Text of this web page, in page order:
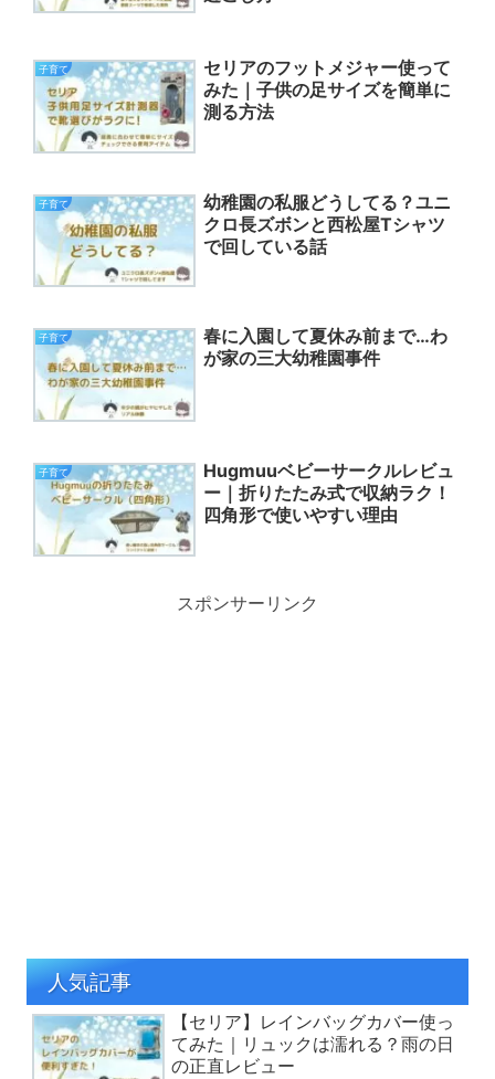
子育て
セリアのフットメジャー使って
みた｜子供の足サイズを簡単に
測る方法
子育て
幼稚園の私服どうしてる？ユニ
クロ長ズボンと西松屋Tシャツ
で回している話
子育て
春に入園して夏休み前まで…わ
が家の三大幼稚園事件
子育て
Hugmuuベビーサークルレビュ
ー｜折りたたみ式で収納ラク！
四角形で使いやすい理由
スポンサーリンク
人気記事
【セリア】レインバッグカバー使っ
てみた｜リュックは濡れる？雨の日
の正直レビュー